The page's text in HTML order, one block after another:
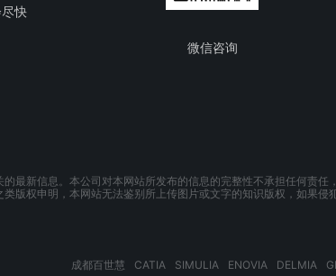
快
微信咨询
最新信息。本公司对本网站所发布的信息的完整性不承担任何责
权申明，本网站无法鉴别所上传图片或文字的知识版权，如果侵
成都百世慧 CATIA SIMULIA ENOVIA DELMIA